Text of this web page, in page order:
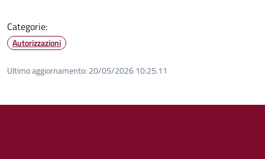
Categorie:
Autorizzazioni
Ultimo aggiornamento: 20/05/2026 10:25.11